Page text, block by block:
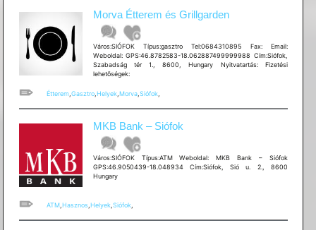
Morva Étterem és Grillgarden
Város:SIÓFOK Típus:gasztro Tel:0684310895 Fax: Email:
Weboldal: GPS:46.8782583-18.062887499999988 Cím:Siófok,
Szabadság tér 1., 8600, Hungary Nyitvatartás: Fizetési
lehetõségek:
Étterem Gasztro, Helyek, Morva, Siófok,
MKB Bank – Siófok
Város:SIÓFOK Típus:ATM Weboldal: MKB Bank – Siófok
GPS:46.9050439-18.048934 Cím:Siófok, Sió u. 2., 8600
Hungary
ATM, Hasznos, Helyek, Siófok,